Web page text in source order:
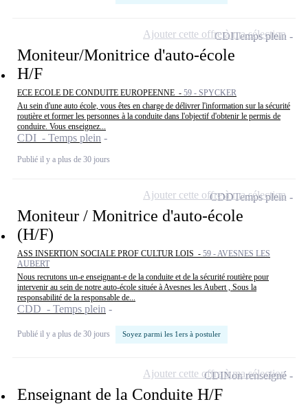
Moniteur/Monitrice d'auto-école
H/F
ECE ECOLE DE CONDUITE EUROPEENNE - 59 - SPYCKER
Au sein d'une auto école, vous êtes en charge de délivrer l'information sur la sécurité
routière et former les personnes à la conduite dans l'objectif d'obtenir le permis de
conduire. Vous enseignez...
CDI - Temps plein
Publié il y a plus de 30 jours
CDITemps plein
Ajouter cette offre à ma sélection
Moniteur / Monitrice d'auto-école
(H/F)
ASS INSERTION SOCIALE PROF CULTUR LOIS - 59 - AVESNES LES
AUBERT
Nous recrutons un-e enseignant-e de la conduite et de la sécurité routière pour
intervenir au sein de notre auto-école située à Avesnes les Aubert , Sous la
responsabilité de la responsable de...
CDD - Temps plein
Publié il y a plus de 30 jours Soyez parmi les 1ers à postuler
CDDTemps plein
Ajouter cette offre à ma sélection
Enseignant de la Conduite H/F
CDINon renseigné
Ajouter cette offre à ma sélection